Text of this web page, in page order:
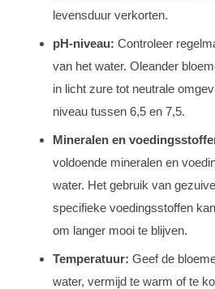
levensduur verkorten.
pH-niveau: Controleer
van het water. Oleander
in licht zure tot neutrale
niveau tussen 6,5 en 7,5.
Mineralen en
voldoende mineralen en
water. Het gebruik van
specifieke voedingsstoffen
om langer mooi te blijven.
Temperatuur: Geef de
water, vermijd te warm of te